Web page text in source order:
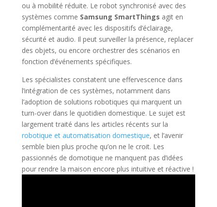
ou à mobilité réduite. Le robot synchronisé avec des
systèmes comme Samsung SmartThings agit en
complémentarité avec les dispositifs d’éclairage,
sécurité et audio. Il peut surveiller la présence, replacer
des objets, ou encore orchestrer des scénarios en
fonction d’événements spécifiques.
Les spécialistes constatent une effervescence dans
l’intégration de ces systèmes, notamment dans
l’adoption de solutions robotiques qui marquent un
turn-over dans le quotidien domestique. Le sujet est
largement traité dans les articles récents sur la
robotique et automatisation domestique, et l’avenir
semble bien plus proche qu’on ne le croit. Les
passionnés de domotique ne manquent pas d’idées
pour rendre la maison encore plus intuitive et réactive !